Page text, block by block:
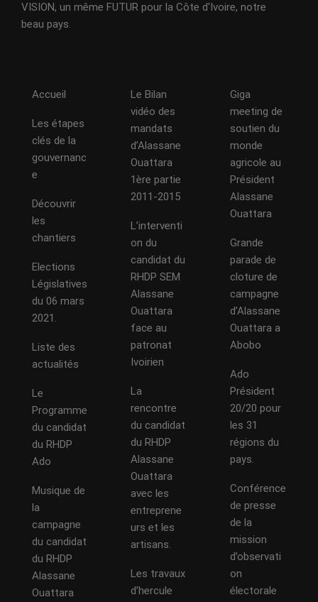
VISION, un même FUTUR pour la Côte d'Ivoire, notre
beau pays.
Accueil
Les étapes
clés de la
gouvernanc
e
Découvrir
les
chantiers
Elections
Législatives
du 06 mars
2021.
Liste des
actualités
Le
Programme
du candidat
du RHDP
Ado
Musique de
la
campagne
du candidat
du RHDP
Alassane
Ouattara
Le Bilan
vidéo des
mandats
d’Alassane
Ouattara
1ère partie
2011-2015
L’interventi
on du
candidat du
RHDP SEM
Alassane
Ouattara
face au
patronat
Ivoirien
La
rencontre
du candidat
du RHDP
Alassane
Ouattara
avec les
entreprene
urs et les
artisans.
Les travaux
d’hercule
Giga
meeting de
soutien du
monde
agricole au
Président
Alassane
Ouattara
Grande
parade de
cloture de
campagne
d’Alassane
Ouattara a
Abobo
Ado
Président
20/20 pour
les 31
régions du
pays.
Conférence
de presse
de la
mission
d’observati
on
électorale